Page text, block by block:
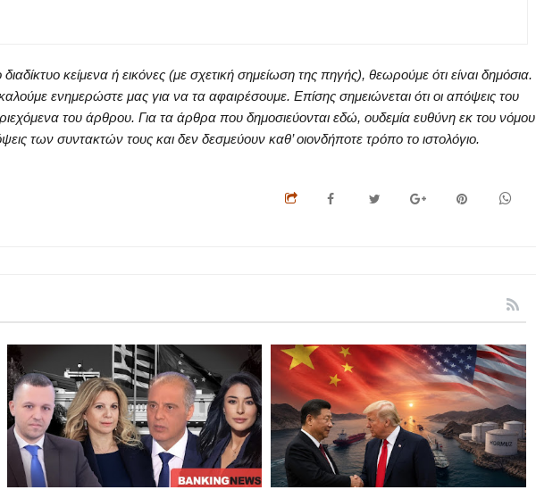
κείμενα ή εικόνες (με σχετική σημείωση της πηγής), θεωρούμε ότι είναι δημόσια.
ενημερώστε μας για να τα αφαιρέσουμε. Επίσης σημειώνεται ότι οι απόψεις του
του άρθρου. Για τα άρθρα που δημοσιεύονται εδώ, ουδεμία ευθύνη εκ του νόμου
των συντακτών τους και δεν δεσμεύουν καθ’ οιονδήποτε τρόπο το ιστολόγιο.